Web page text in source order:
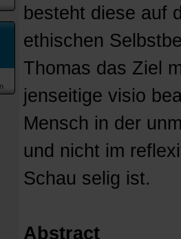
besteht diese auf
ethischen
Thomas das Ziel
jenseitige visio
Mensch in der
und nicht im
Schau selig ist.
Abstract